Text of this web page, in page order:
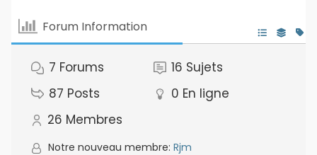
Forum Information
7 Forums 16 Sujets
87 Posts 0 En ligne
26 Membres
Notre nouveau membre: Rjm